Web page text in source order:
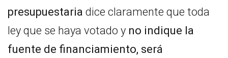
presupuestaria dice claramente que toda
ley que se haya votado y no indique la
fuente de financiamiento, será